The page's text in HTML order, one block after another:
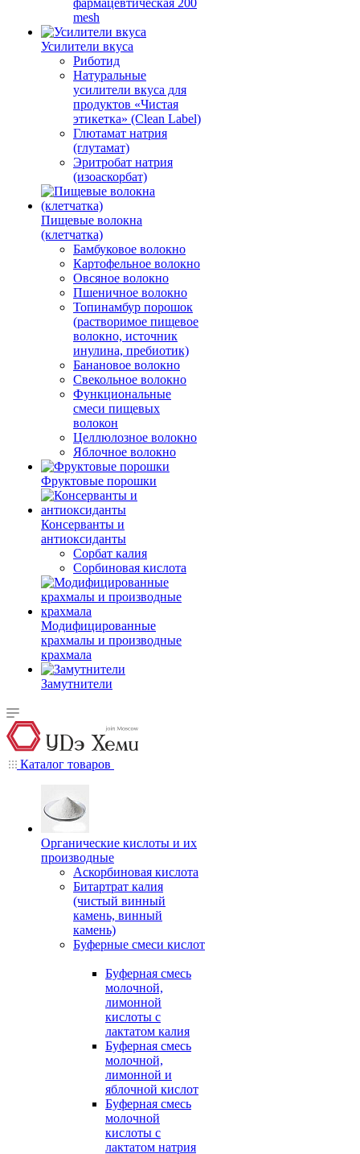
mesh
Усилители вкуса
Риботид
Натуральные
усилители вкуса для
продуктов «Чистая
этикетка» (Clean Label)
Глютамат натрия
(глутамат)
Эритробат натрия
(изоаскорбат)
Пищевые волокна
(клетчатка)
Бамбуковое волокно
Картофельное волокно
Овсяное волокно
Пшеничное волокно
Топинамбур порошок
(растворимое пищевое
волокно, источник
инулина, пребиотик)
Банановое волокно
Свекольное волокно
Функциональные
смеси пищевых
волокон
Целлюлозное волокно
Яблочное волокно
Фруктовые порошки
Консерванты и
антиоксиданты
Сорбат калия
Сорбиновая кислота
Модифицированные
крахмалы и производные
крахмала
Замутнители
Каталог товаров
Органические кислоты и их
производные
Аскорбиновая кислота
Битартрат калия
(чистый винный
камень, винный
камень)
Буферные смеси кислот
Буферная смесь
молочной,
лимонной
кислоты с
лактатом калия
Буферная смесь
молочной,
лимонной и
яблочной кислот
Буферная смесь
молочной
кислоты с
лактатом натрия